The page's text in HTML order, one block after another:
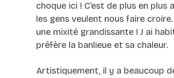
choque ici ! C’est de plus en plus
les gens veulent nous faire
une mixité grandissante ! J ai
préfère la banlieue et sa chaleur.
Artistiquement, il y a beaucoup